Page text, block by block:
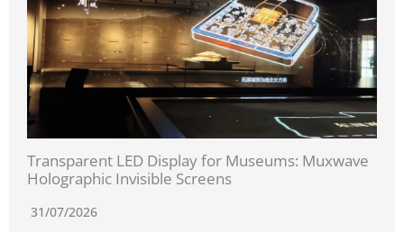
Transparent LED Display for Museums: Muxwave
Holographic Invisible Screens
31/07/2026